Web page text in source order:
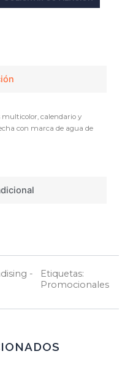
multicolor, calendario y
con marca de agua de
-
Etiquetas:
Promocionales